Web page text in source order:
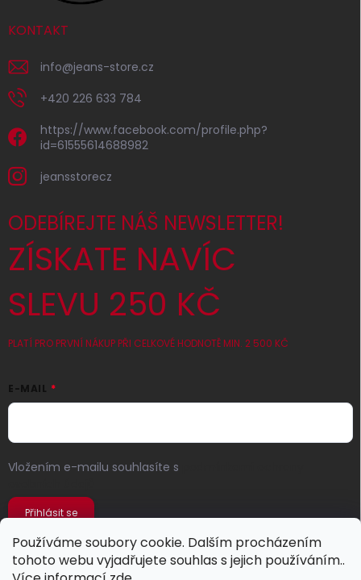
Používáme soubory cookie. Dalším procházením
tohoto webu vyjadřujete souhlas s jejich používáním..
KONTAKT
info@jeans-store.cz
+420 226 633 784
https://www.facebook.com/profile.php?
id=61555614688982
jeansstorecz
ODEBÍREJTE NÁŠ NEWSLETTER!
ZÍSKATE NAVÍC
SLEVU 250 KČ
PLATÍ PRO PRVNÍ NÁKUP PŘI CELKOVÉ HODNOTĚ MIN. 2 500 KČ
E-MAIL
Vložením e-mailu souhlasíte s
Přihlásit se